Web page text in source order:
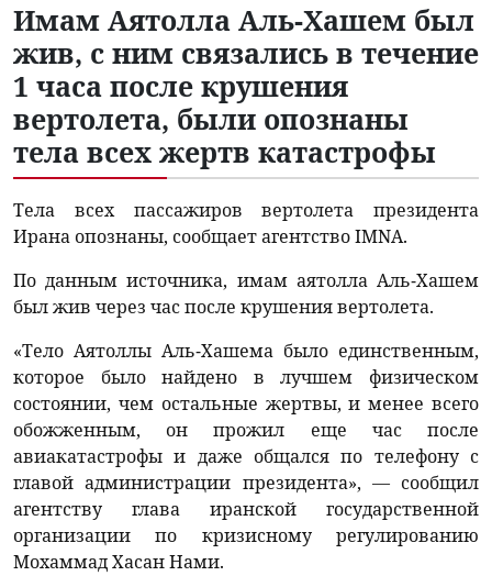
Имам Аятолла Аль-Хашем был
жив, с ним связались в течение
1 часа после крушения
вертолета, были опознаны
тела всех жертв катастрофы
Тела всех пассажиров вертолета президента
Ирана опознаны, сообщает агентство IMNA.
По данным источника, имам аятолла Аль-Хашем
был жив через час после крушения вертолета.
«Тело Аятоллы Аль-Хашема было единственным,
которое было найдено в лучшем физическом
состоянии, чем остальные жертвы, и менее всего
обожженным, он прожил еще час после
авиакатастрофы и даже общался по телефону с
главой администрации президента», — сообщил
агентству глава иранской государственной
организации по кризисному регулированию
Мохаммад Хасан Нами.